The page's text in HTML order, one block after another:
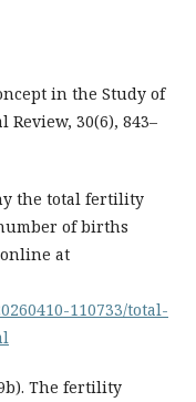
in the Study of
Review, 30(6), 843–
the total fertility
of births
at
110733/total-
The fertility